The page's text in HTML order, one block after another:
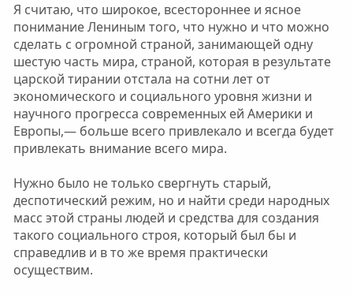
Я считаю, что широкое, всестороннее и ясное
понимание Лениным того, что нужно и что можно
сделать с огромной страной, занимающей одну
шестую часть мира, страной, которая в результате
царской тирании отстала на сотни лет от
экономического и социального уровня жизни и
научного прогресса современных ей Америки и
Европы,— больше всего привлекало и всегда будет
привлекать внимание всего мира.
Нужно было не только свергнуть старый,
деспотический режим, но и найти среди народных
масс этой страны людей и средства для создания
такого социального строя, который был бы и
справедлив и в то же время практически
осуществим.